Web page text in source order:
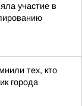
участие в
тех, кто
города